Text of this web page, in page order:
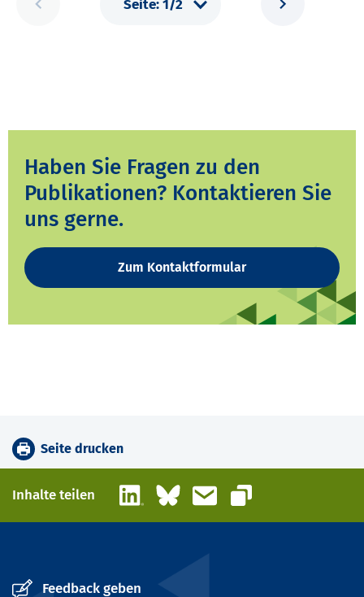
Haben Sie Fragen zu den
Publikationen? Kontaktieren Sie
uns gerne.
Zum Kontaktformular
Seite drucken
Inhalte teilen LinkedInBlueskyE-Mail
Link kopieren
Feedback geben